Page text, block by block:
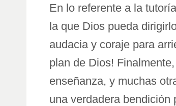
En lo referente a la
la que Dios pueda
audacia y coraje para
plan de Dios!
enseñanza, y muchas
una verdadera bendición